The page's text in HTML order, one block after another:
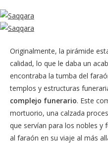
Originalmente, la pirámide
calidad, lo que le daba un
encontraba la tumba del
templos y estructuras
complejo funerario. Este
mortuorio, una calzada
que servían para los nobles y
al faraón en su viaje al más